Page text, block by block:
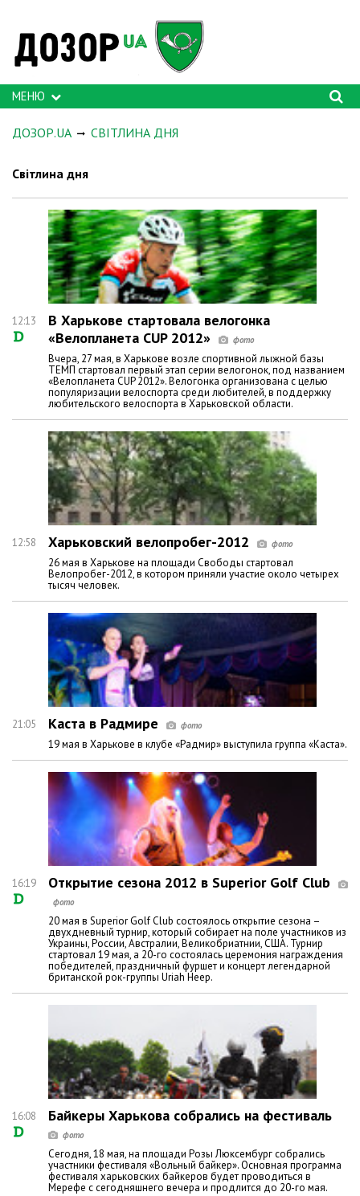
МЕНЮ
ДОЗОР.UA СВІТЛИНА ДНЯ
Світлина дня
12:13
В Харькове стартовала велогонка
«Велопланета CUP 2012»
Вчера, 27 мая, в Харькове возле спортивной лыжной базы
ТЕМП стартовал первый этап серии велогонок, под названием
«Велопланета CUP 2012». Велогонка организована с целью
популяризации велоспорта среди любителей, в поддержку
любительского велоспорта в Харьковской области.
12:58 Харьковский велопробег-2012
26 мая в Харькове на площади Свободы стартовал
Велопробег-2012, в котором приняли участие около четырех
тысяч человек.
21:05 Каста в Радмире
19 мая в Харькове в клубе «Радмир» выступила группа «Каста».
16:19 Открытие сезона 2012 в Superior Golf Club
20 мая в Superior Golf Club состоялось открытие сезона –
двухдневный турнир, который собирает на поле участников из
Украины, России, Австралии, Великобриатнии, США. Турнир
стартовал 19 мая, а 20-го состоялась церемония награждения
победителей, праздничный фуршет и концерт легендарной
британской рок-группы Uriah Heep.
16:08 Байкеры Харькова собрались на фестиваль
Сегодня, 18 мая, на площади Розы Люксембург собрались
участники фестиваля «Вольный байкер». Основная программа
фестиваля харьковских байкеров будет проводиться в
Мерефе с сегодняшнего вечера и продлится до 20-го мая.